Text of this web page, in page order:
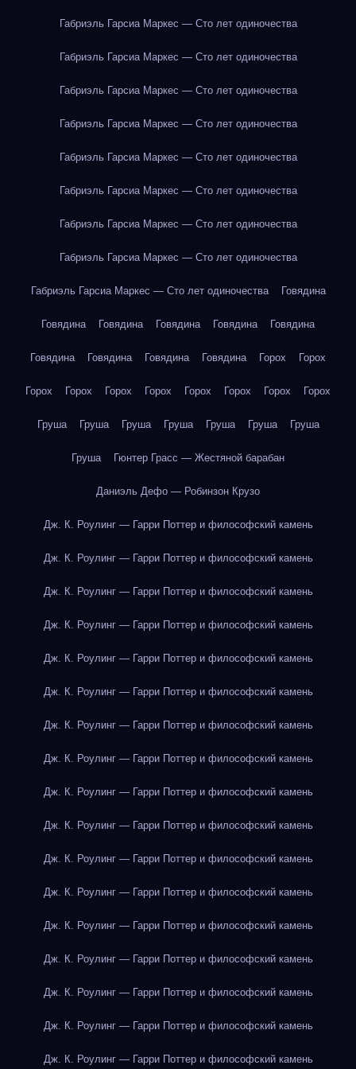
Габриэль Гарсиа Маркес — Сто лет одиночества
Габриэль Гарсиа Маркес — Сто лет одиночества
Габриэль Гарсиа Маркес — Сто лет одиночества
Габриэль Гарсиа Маркес — Сто лет одиночества
Габриэль Гарсиа Маркес — Сто лет одиночества
Габриэль Гарсиа Маркес — Сто лет одиночества
Габриэль Гарсиа Маркес — Сто лет одиночества
Габриэль Гарсиа Маркес — Сто лет одиночества
Габриэль Гарсиа Маркес — Сто лет одиночества Говядина
Говядина Говядина Говядина Говядина Говядина
Говядина Говядина Говядина Говядина Горох Горох
Горох Горох Горох Горох Горох Горох Горох Горох
Груша Груша Груша Груша Груша Груша Груша
Груша Гюнтер Грасс — Жестяной барабан
Даниэль Дефо — Робинзон Крузо
Дж. К. Роулинг — Гарри Поттер и философский камень
Дж. К. Роулинг — Гарри Поттер и философский камень
Дж. К. Роулинг — Гарри Поттер и философский камень
Дж. К. Роулинг — Гарри Поттер и философский камень
Дж. К. Роулинг — Гарри Поттер и философский камень
Дж. К. Роулинг — Гарри Поттер и философский камень
Дж. К. Роулинг — Гарри Поттер и философский камень
Дж. К. Роулинг — Гарри Поттер и философский камень
Дж. К. Роулинг — Гарри Поттер и философский камень
Дж. К. Роулинг — Гарри Поттер и философский камень
Дж. К. Роулинг — Гарри Поттер и философский камень
Дж. К. Роулинг — Гарри Поттер и философский камень
Дж. К. Роулинг — Гарри Поттер и философский камень
Дж. К. Роулинг — Гарри Поттер и философский камень
Дж. К. Роулинг — Гарри Поттер и философский камень
Дж. К. Роулинг — Гарри Поттер и философский камень
Дж. К. Роулинг — Гарри Поттер и философский камень